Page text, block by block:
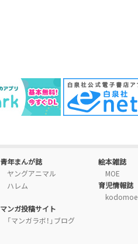
青年まんが誌
ヤングアニマル
ハレム
マンガ投稿サイト
「マンガラボ！」ブログ
絵本雑誌
MOE
育児情報誌
kodomoe